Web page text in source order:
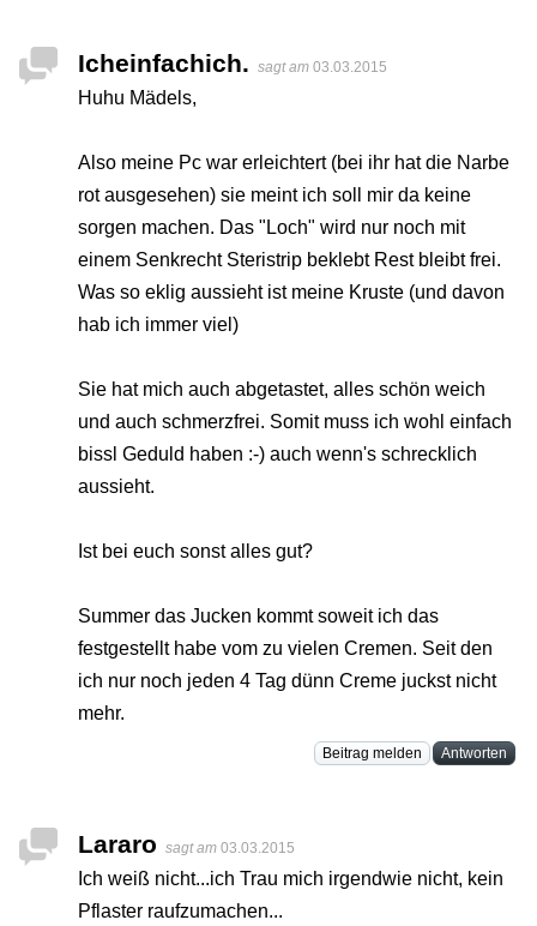
Icheinfachich. sagt am 03.03.2015
Huhu Mädels,
Also meine Pc war erleichtert (bei ihr hat die Narbe
rot ausgesehen) sie meint ich soll mir da keine
sorgen machen. Das "Loch" wird nur noch mit
einem Senkrecht Steristrip beklebt Rest bleibt frei.
Was so eklig aussieht ist meine Kruste (und davon
hab ich immer viel)
Sie hat mich auch abgetastet, alles schön weich
und auch schmerzfrei. Somit muss ich wohl einfach
bissl Geduld haben :-) auch wenn's schrecklich
aussieht.
Ist bei euch sonst alles gut?
Summer das Jucken kommt soweit ich das
festgestellt habe vom zu vielen Cremen. Seit den
ich nur noch jeden 4 Tag dünn Creme juckst nicht
mehr.
Beitrag melden Antworten
Lararo sagt am 03.03.2015
Ich weiß nicht...ich Trau mich irgendwie nicht, kein
Pflaster raufzumachen...